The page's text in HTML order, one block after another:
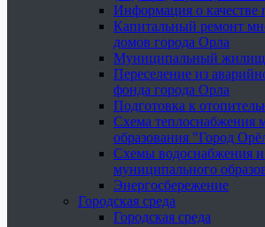
Информация о качестве
Капитальный ремонт
домов города Орла
Муниципальный
Переселение из
фонда города Орла
Подготовка к
Схема теплоснабжения
образования "Город
Схемы водоснабжения и
муниципального
Энергосбережение
Городская среда
Городская среда